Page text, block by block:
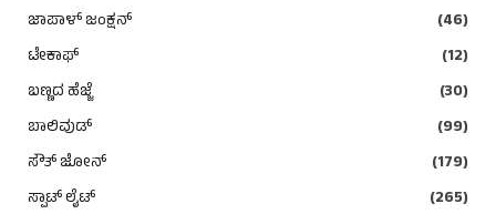
ಜಾಪಾಳ್ ಜಂಕ್ಷನ್
(46)
ಟೇಕಾಫ್
(12)
ಬಣ್ಣದ ಹೆಜ್ಜೆ
(30)
ಬಾಲಿವುಡ್
(99)
ಸೌತ್ ಜೋನ್
(179)
ಸ್ಪಾಟ್ ಲೈಟ್
(265)